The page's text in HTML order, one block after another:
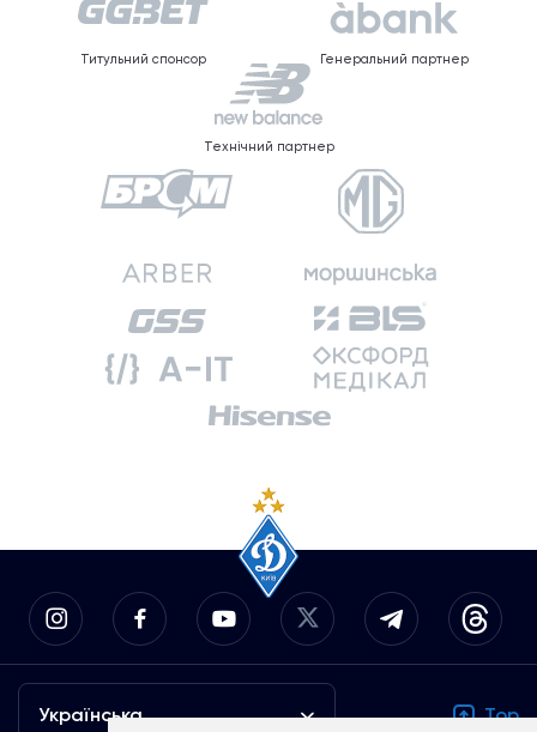
Титульний спонсор Генеральний партнер
Технічний партнер
Українська Top